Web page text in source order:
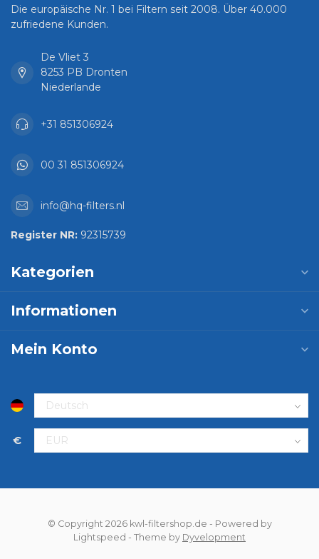
Die europäische Nr. 1 bei Filtern seit 2008. Über 40.000
zufriedene Kunden.
De Vliet 3
8253 PB Dronten
Niederlande
+31 851306924
00 31 851306924
info@hq-filters.nl
Register NR: 92315739
Kategorien
Informationen
Mein Konto
€
© Copyright 2026 kwl-filtershop.de - Powered by
Lightspeed - Theme by Dyvelopment